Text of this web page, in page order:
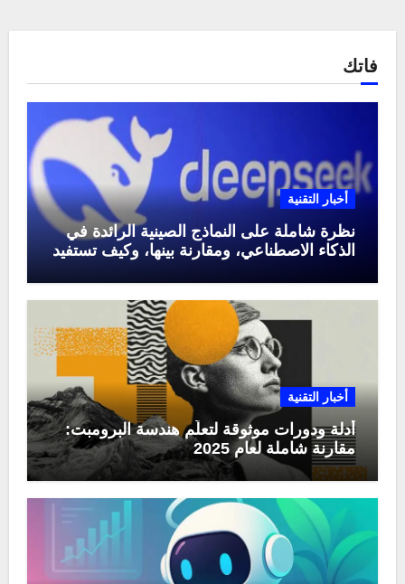
فاتك
أخبار التقنية
نظرة شاملة على النماذج الصينية الرائدة في
الذكاء الاصطناعي، ومقارنة بينها، وكيف تستفيد
أخبار التقنية
أدلة ودورات موثوقة لتعلّم هندسة البرومبت:
مقارنة شاملة لعام 2025